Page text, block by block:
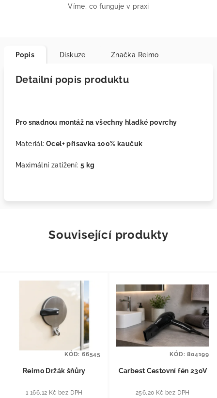
Víme, co funguje v praxi
Popis Diskuze Značka Reimo
Detailní popis produktu
Pro snadnou montáž na všechny hladké povrchy
Materiál: Ocel+ přísavka 100% kaučuk
Maximální zatížení: 5 kg
Související produkty
Reimo Držák šňůry
1 166,12 Kč bez DPH
KÓD: 66545
Carbest Cestovní fén 230V
256,20 Kč bez DPH
KÓD:804199